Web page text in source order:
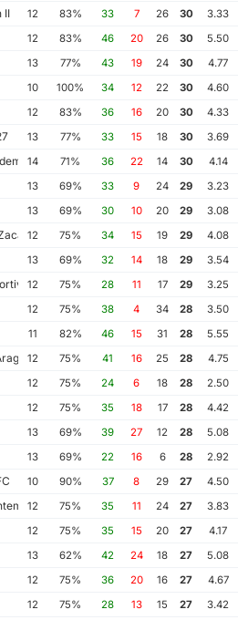
II 12 83% 33 7 26 30
3.33
12 83% 46 20 26 30
5.50
13 77% 43 19 24 30
4.77
10 100% 34 12 22 30
4.60
12 83% 36 16 20 30
4.33
13 77% 33 15 18 30
3.69
America Leyendas
14 71% 36 22 14 30
4.14
13 69% 33 9 24 29
3.23
13 69% 30 10 20 29
3.08
II
12 75% 34 15 19 29
4.08
13 69% 32 14 18 29
3.54
Tala
12 75% 28 11 17 29
3.25
12 75% 38 4 34 28
3.50
11 82% 46 15 31 28
5.55
12 75% 41 16 25 28
4.75
12 75% 24 6 18 28
2.50
12 75% 35 18 17 28
4.42
13 69% 39 27 12 28
5.08
13 69% 22 16 6 28
2.92
10 90% 37 8 29 27
4.50
Blanco
12 75% 35 11 24 27
3.83
12 75% 35 15 20 27
4.17
13 62% 42 24 18 27
5.08
12 75% 36 20 16 27
4.67
12 75% 28 13 15 27
3.42